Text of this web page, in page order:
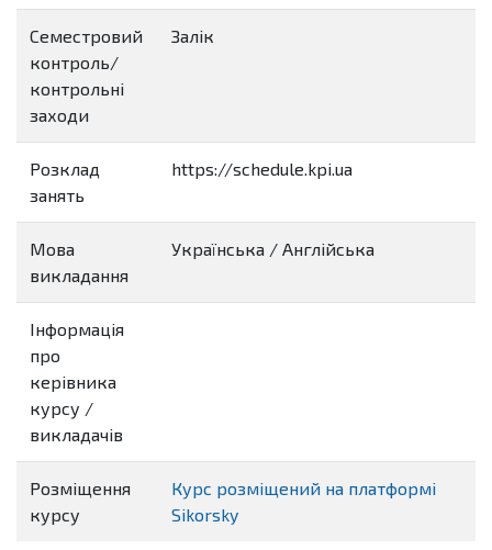
Семестровий
контроль/
контрольні
заходи
Залік
Розклад
занять
https://schedule.kpi.ua
Мова
викладання
Українська / Англійська
Інформація
про
керівника
курсу /
викладачів
Розміщення
курсу
Курс розміщений на платформі
Sikorsky